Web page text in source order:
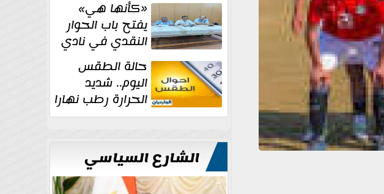
الاستقرار الإقليمي«كأنها هي»
يفتح باب الحوار
النقدي في نادي
أدب مصر الجديدة
حالة الطقس
اليوم.. شديد
الحرارة رطب نهارا
مائل للحرارة رطب
الشارع السياسي